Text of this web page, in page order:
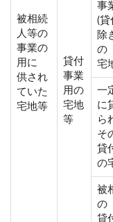
被相続
人等の
事業の
用に
供され
ていた
宅地等
貸付
事業
用の
宅地
等
事
(貸
除
の
宅
一
に
ら
そ
貸
の
被
の
貸